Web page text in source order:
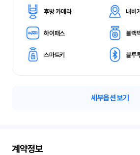
후방 카메라 내비
하이패스 블랙
스마트키 블루
세부옵션 보기
계약정보